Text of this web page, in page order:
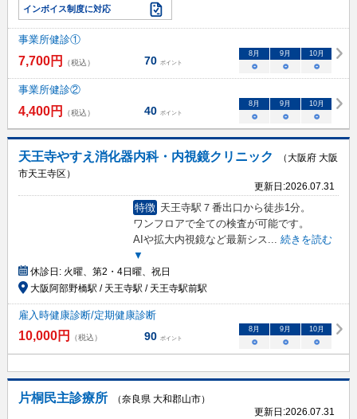
インボイス制度に対応
事業所健診①
7,700円 （税込） 70 ポイント
8月 9月 10月
○ ○ ○
事業所健診②
4,400円 （税込） 40 ポイント
8月 9月 10月
○ ○ ○
天王寺やすえ消化器内科・内視鏡クリニック
（大阪府 大阪
市天王寺区）
更新日:2026.07.31
特徴 天王寺駅７番出口から徒歩1分。
ワンフロアで全ての検査が可能です。
AIや拡大内視鏡など最新シス
続きを読む
▼
休診日:火曜、第2・4日曜、祝日
大阪阿部野橋駅 / 天王寺駅 / 天王寺駅前駅
雇入時健康診断/定期健康診断
10,000円 （税込） 90 ポイント
8 月 9 月 10月
○ ○ ○
片桐民主診療所
（奈良県 大和郡山市）
更新日:2026.07.31